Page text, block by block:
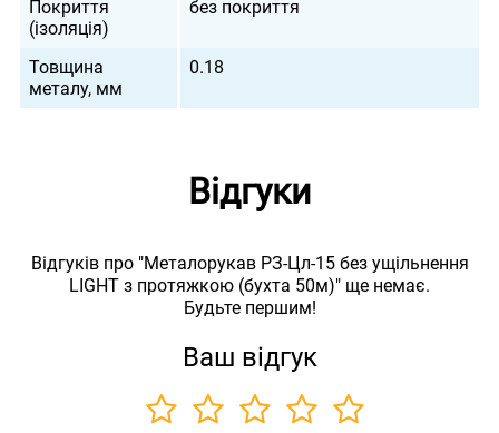
Покриття
(ізоляція)
без покриття
Товщина
металу, мм
0.18
Відгуки
Відгуків про "Металорукав РЗ-Цл-15 без ущільнення
LIGHT з протяжкою (бухта 50м)" ще немає.
Будьте першим!
Ваш відгук